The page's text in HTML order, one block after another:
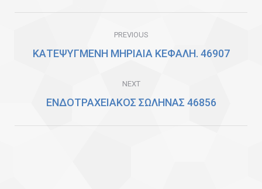
PREVIOUS
Previous
ΚΑΤΕΨΥΓΜΕΝΗ ΜΗΡΙΑΙΑ ΚΕΦΑΛΗ. 46907
NEXT
Next
ΕΝΔΟΤΡΑΧΕΙΑΚΟΣ ΣΩΛΗΝΑΣ 46856